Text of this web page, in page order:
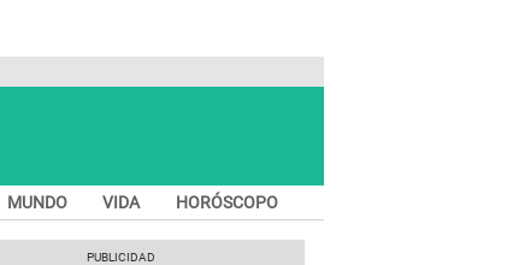
MUNDO VIDA HORÓSCOPO